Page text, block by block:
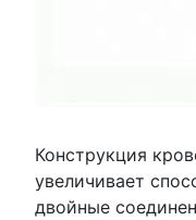
Конструкция
увеличивает
двойные